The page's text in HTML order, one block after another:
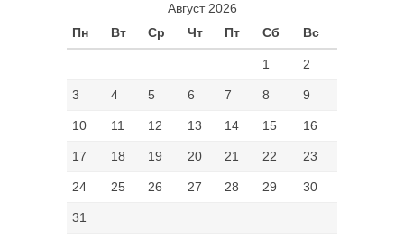
Август 2026
Пн
Вт Ср Чт Пт Сб Вс
1 2
3 4 5 6 7 8 9
10 11 12 13 14 15 16
17 18 19 20 21 22 23
24 25 26 27 28 29 30
31